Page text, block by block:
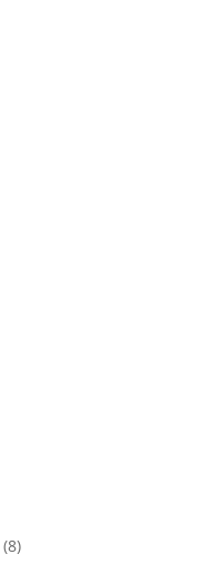
(8)